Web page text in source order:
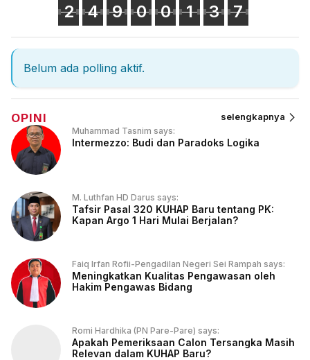
2 4 9 0 0 1 3 7
Belum ada polling aktif.
OPINI selengkapnya
Muhammad Tasnim says:
Intermezzo: Budi dan Paradoks Logika
M. Luthfan HD Darus says:
Tafsir Pasal 320 KUHAP Baru tentang PK:
Kapan Argo 1 Hari Mulai Berjalan?
Faiq Irfan Rofii-Pengadilan Negeri Sei Rampah says:
Meningkatkan Kualitas Pengawasan oleh
Hakim Pengawas Bidang
Romi Hardhika (PN Pare-Pare) says:
Apakah Pemeriksaan Calon Tersangka Masih
Relevan dalam KUHAP Baru?